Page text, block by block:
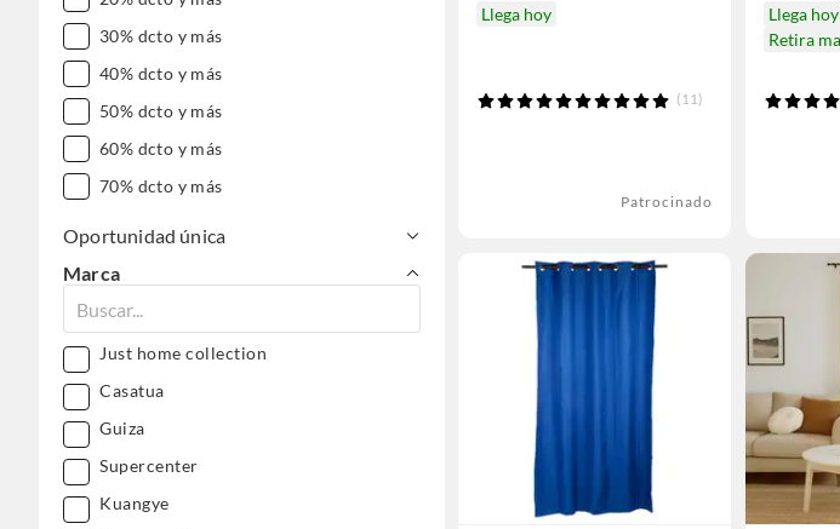
30% dcto y más
40% dcto y más
50% dcto y más
60% dcto y más
70% dcto y más
Oportunidad única
Marca
Just home collection
Casatua
Guiza
Supercenter
Kuangye
Llega hoy
(11)
Patrocinado
Llega hoy
Retira